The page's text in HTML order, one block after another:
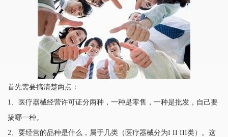
首先需要搞清楚两点：
1、医疗器械经营许可证分两种，一种是零售，一种是批发，自己要
搞哪一种。
2、要经营的品种是什么，属于几类（医疗器械分为I II III类）。这